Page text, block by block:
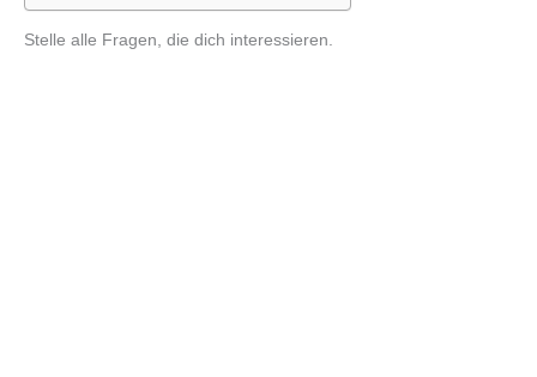
Stelle alle Fragen, die dich interessieren.